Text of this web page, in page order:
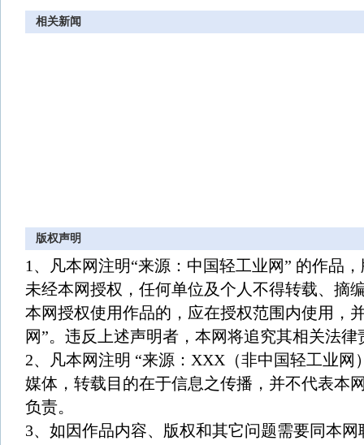
相关新闻
版权声明
1、凡本网注明“来源：中国轻工业网” 的作品
未经本网授权，任何单位及个人不得转载、摘
本网授权使用作品的，应在授权范围内使用，
网”。违反上述声明者，本网将追究其相关法律
2、凡本网注明 “来源：XXX（非中国轻工业网
媒体，转载目的在于信息之传播，并不代表本
负责。
3、如因作品内容、版权和其它问题需要同本